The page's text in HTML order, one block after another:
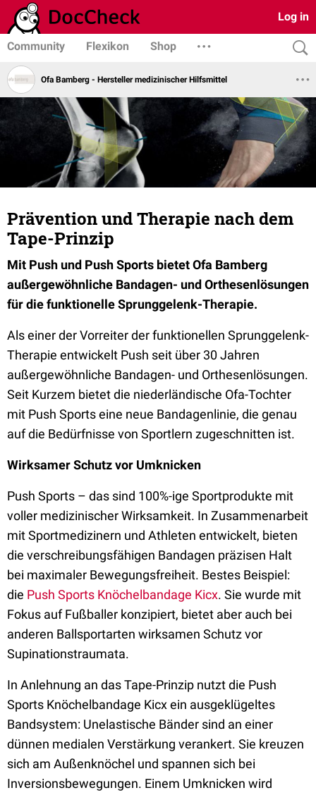
Log in
Community Flexikon Shop
Ofa Bamberg - Hersteller medizinischer Hilfsmittel
Prävention und Therapie nach dem
Tape-Prinzip
Mit Push und Push Sports bietet Ofa Bamberg
außergewöhnliche Bandagen- und Orthesenlösungen
für die funktionelle Sprunggelenk-Therapie.
Als einer der Vorreiter der funktionellen Sprunggelenk-
Therapie entwickelt Push seit über 30 Jahren
außergewöhnliche Bandagen- und Orthesenlösungen.
Seit Kurzem bietet die niederländische Ofa-Tochter
mit Push Sports eine neue Bandagenlinie, die genau
auf die Bedürfnisse von Sportlern zugeschnitten ist.
Wirksamer Schutz vor Umknicken
Push Sports – das sind 100%-ige Sportprodukte mit
voller medizinischer Wirksamkeit. In Zusammenarbeit
mit Sportmedizinern und Athleten entwickelt, bieten
die verschreibungsfähigen Bandagen präzisen Halt
bei maximaler Bewegungsfreiheit. Bestes Beispiel:
die Push Sports Knöchelbandage Kicx. Sie wurde mit
Fokus auf Fußballer konzipiert, bietet aber auch bei
anderen Ballsportarten wirksamen Schutz vor
Supinationstraumata.
In Anlehnung an das Tape-Prinzip nutzt die Push
Sports Knöchelbandage Kicx ein ausgeklügeltes
Bandsystem: Unelastische Bänder sind an einer
dünnen medialen Verstärkung verankert. Sie kreuzen
sich am Außenknöchel und spannen sich bei
Inversionsbewegungen. Einem Umknicken wird